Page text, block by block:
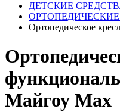
ДЕТСКИЕ
Ортопедическое
Майгоу Max